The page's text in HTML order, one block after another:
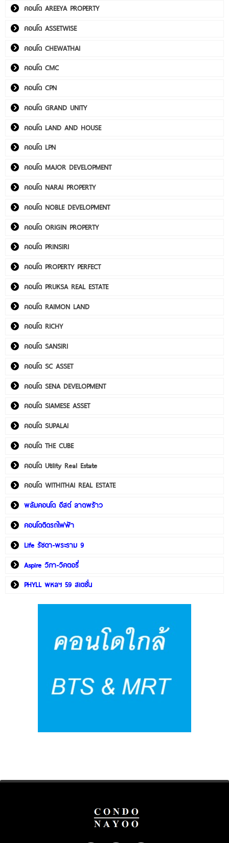
คอนโด AREEYA PROPERTY
คอนโด ASSETWISE
คอนโด CHEWATHAI
คอนโด CMC
คอนโด CPN
คอนโด GRAND UNITY
คอนโด LAND AND HOUSE
คอนโด LPN
คอนโด MAJOR DEVELOPMENT
คอนโด NARAI PROPERTY
คอนโด NOBLE DEVELOPMENT
คอนโด ORIGIN PROPERTY
คอนโด PRINSIRI
คอนโด PROPERTY PERFECT
คอนโด PRUKSA REAL ESTATE
คอนโด RAIMON LAND
คอนโด RICHY
คอนโด SANSIRI
คอนโด SC ASSET
คอนโด SENA DEVELOPMENT
คอนโด SIAMESE ASSET
คอนโด SUPALAI
คอนโด THE CUBE
คอนโด Utility Real Estate
คอนโด WITHITHAI REAL ESTATE
พลัมคอนโด อีสต์ ลาดพร้าว
คอนโดติดรถไฟฟ้า
Life รัชดา-พระราม 9
Aspire วิภา-วิคตอรี่
PHYLL พหลฯ 59 สเตชั่น